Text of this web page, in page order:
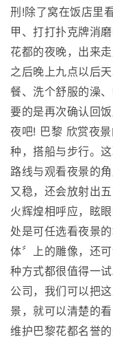
刑!除了窝在饭店里
甲、打打扑克牌消
花都的夜晚，出来
之后晚上九点以后
餐、洗个舒服的澡
要的是再次确认回
夜吧! 巴黎 欣赏夜
种，搭船与步行。
路线与观看夜景的
又稳，还会放射出
火辉煌相呼应，眩
处是可任选看夜景
体〞上的雕像，还
种方式都很值得一
公司，我们可以把
景，就可以清楚的
维护巴黎花都名誉